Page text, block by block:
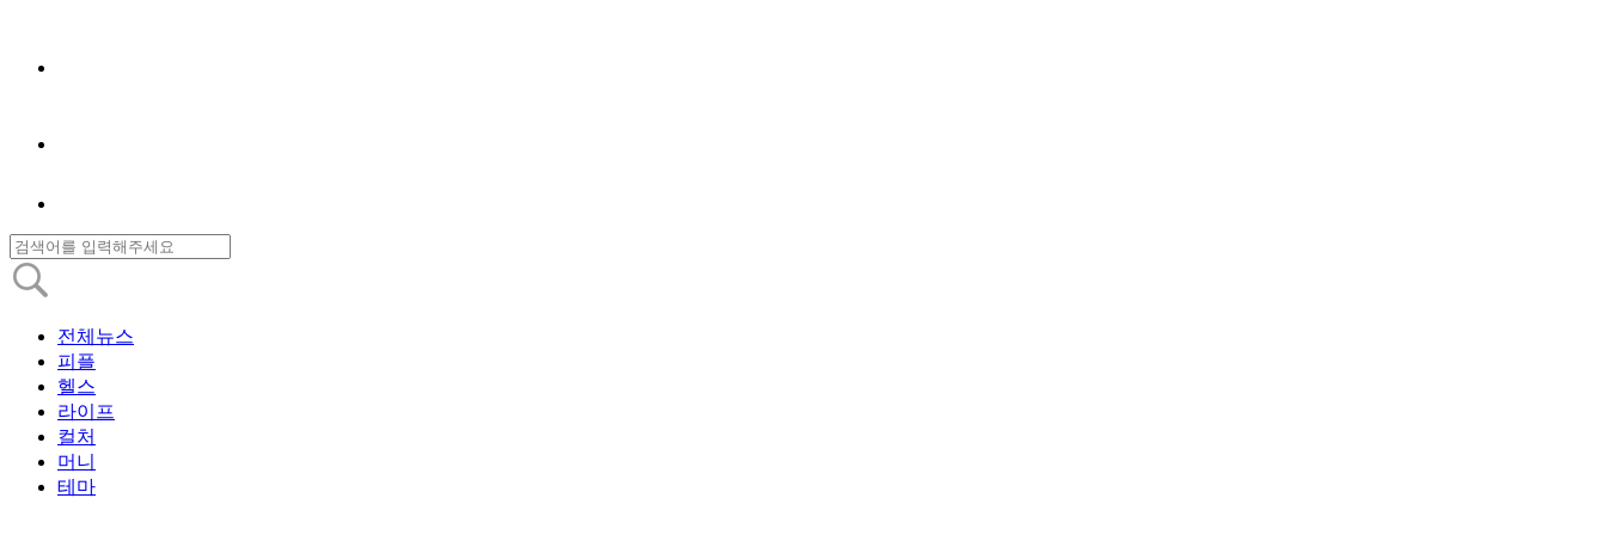
전체뉴스
피플
헬스
라이프
컬처
머니
테마